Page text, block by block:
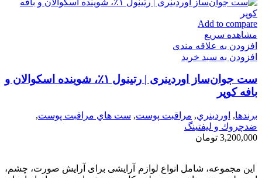
Add to compare
مشاهده سریع
افزودن به علاقه مندی
افزودن به سبد خرید
ست جوان‌ساز اوردینری | رتینول ۱٪، شوینده اسکوالان و
بافه کوپر
برندها, اوردينري, مراقبت پوست, ست هاي مراقبت پوست,
ضدچروك و ليفتينگ
3,200,000 تومان
این مجموعه، شامل انواع لوازم آرایشی برای آرایش صورت، چشم،